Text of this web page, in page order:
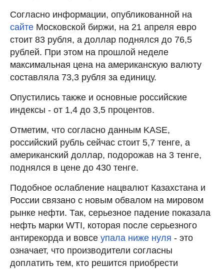
Согласно информации, опубликованной на
сайте Московской биржи, на 21 апреля евро
стоит 83 рубля, а доллар поднялся до 76,5
рублей. При этом на прошлой неделе
максимальная цена на американскую валюту
составляла 73,3 рубля за единицу.
Опустились также и основные российские
индексы - от 1,4 до 3,5 процентов.
Отметим, что согласно данным KASE,
российский рубль сейчас стоит 5,7 тенге, а
американский доллар, подорожав на 3 тенге,
поднялся в цене до 430 тенге.
Подобное ослабление нацвалют Казахстана и
России связано с новым обвалом на мировом
рынке нефти. Так, серьезное падение показала
нефть марки WTI, которая после серьезного
антирекорда и вовсе упала ниже нуля - это
означает, что производители согласны
доплатить тем, кто решится приобрести